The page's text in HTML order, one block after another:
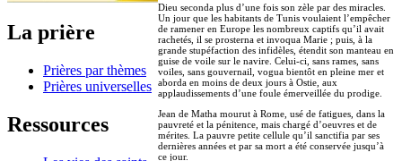
La prière
Prières par thèmes
Prières universelles
Ressources
Dieu seconda plus d’une fois son zèle par des miracles.
Un jour que les habitants de Tunis voulaient l’empêcher
de ramener en Europe les nombreux captifs qu’il avait
rachetés, il se prosterna et invoqua Marie ; puis, à la
grande stupéfaction des infidèles, étendit son manteau en
guise de voile sur le navire. Celui-ci, sans rames, sans
voiles, sans gouvernail, vogua bientôt en pleine mer et
aborda en moins de deux jours à Ostie, aux
applaudissements d’une foule émerveillée du prodige.
Jean de Matha mourut à Rome, usé de fatigues, dans la
pauvreté et la pénitence, mais chargé d’oeuvres et de
mérites. La pauvre petite cellule qu’il sanctifia par ses
dernières années et par sa mort a été conservée jusqu’à
ce jour.